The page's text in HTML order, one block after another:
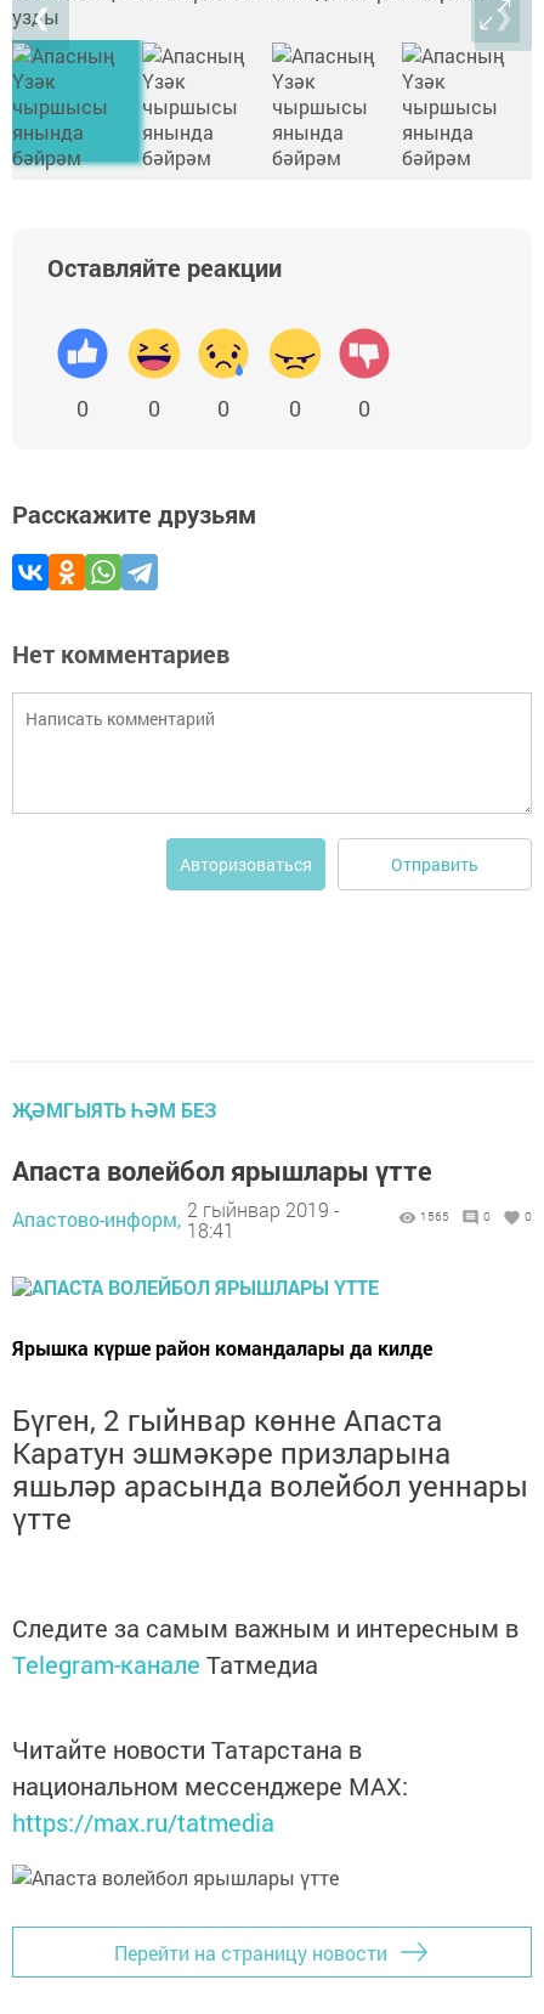
❮ ❯
Оставляйте реакции
0 0 0 0 0
Расскажите друзьям
Нет комментариев
Авторизоваться Отправить
ҖӘМГЫЯТЬ ҺӘМ БЕЗ
Апаста волейбол ярышлары үтте
Апастово-информ, 2 гыйнвар 2019 -
18:41
1565 0 0
Ярышка күрше район командалары да килде
Бүген, 2 гыйнвар көнне Апаста
Каратун эшмәкәре призларына
яшьләр арасында волейбол уеннары
үтте
Следите за самым важным и интересным в
Telegram-канале Татмедиа
Читайте новости Татарстана в
национальном мессенджере MАХ:
https://max.ru/tatmedia
Перейти на страницу новости